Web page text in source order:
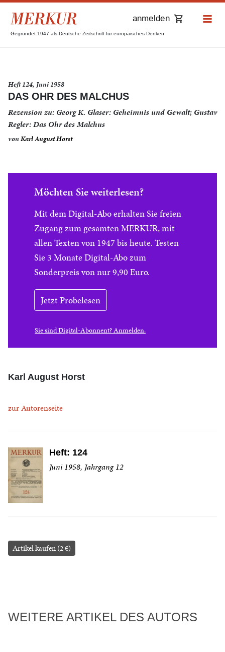
Gegründet 1947 als Deutsche Zeitschrift für europäisches Denken
anmelden
Heft 124, Juni 1958
DAS OHR DES MALCHUS
Rezension zu: Georg K. Glaser: Geheimnis und Gewalt; Gustav
Regler: Das Ohr des Malchus
vonKarl August Horst
Möchten Sie weiterlesen?
Mit dem Digital-Abo erhalten Sie freien
Zugang zum gesamten MERKUR, mit
allen Texten von 1947 bis heute. Testen
Sie 3 Monate Digital-Abo zum
Sonderpreis von nur 9,90 Euro.
Jetzt Probelesen
Sie sind Digital-Abonnent? Anmelden.
Karl August Horst
zur Autorenseite
Heft: 124
Juni 1958, Jahrgang 12
Artikel kaufen (2 €)
WEITERE ARTIKEL DES AUTORS